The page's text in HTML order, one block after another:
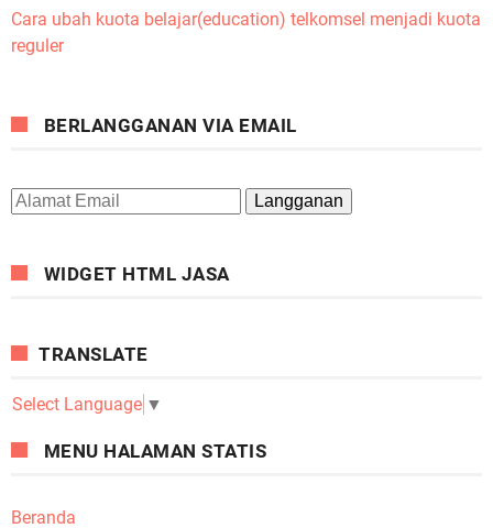
Cara ubah kuota belajar(education) telkomsel menjadi kuota
reguler
BERLANGGANAN VIA EMAIL
WIDGET HTML JASA
TRANSLATE
Select Language ▼
MENU HALAMAN STATIS
Beranda